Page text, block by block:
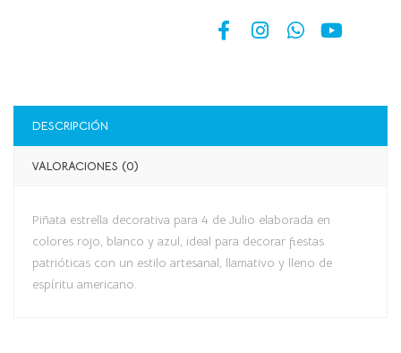
DESCRIPCIÓN
VALORACIONES (0)
Piñata estrella decorativa para 4 de Julio elaborada en
colores rojo, blanco y azul, ideal para decorar fiestas
patrióticas con un estilo artesanal, llamativo y lleno de
espíritu americano.